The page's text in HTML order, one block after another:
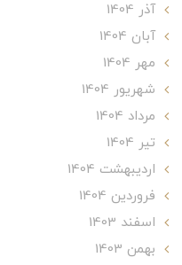
آذر 1404
آبان 1404
مهر 1404
شهریور 1404
مرداد 1404
تير 1404
ارديبهشت 1404
فروردین 1404
اسفند 1403
بهمن 1403